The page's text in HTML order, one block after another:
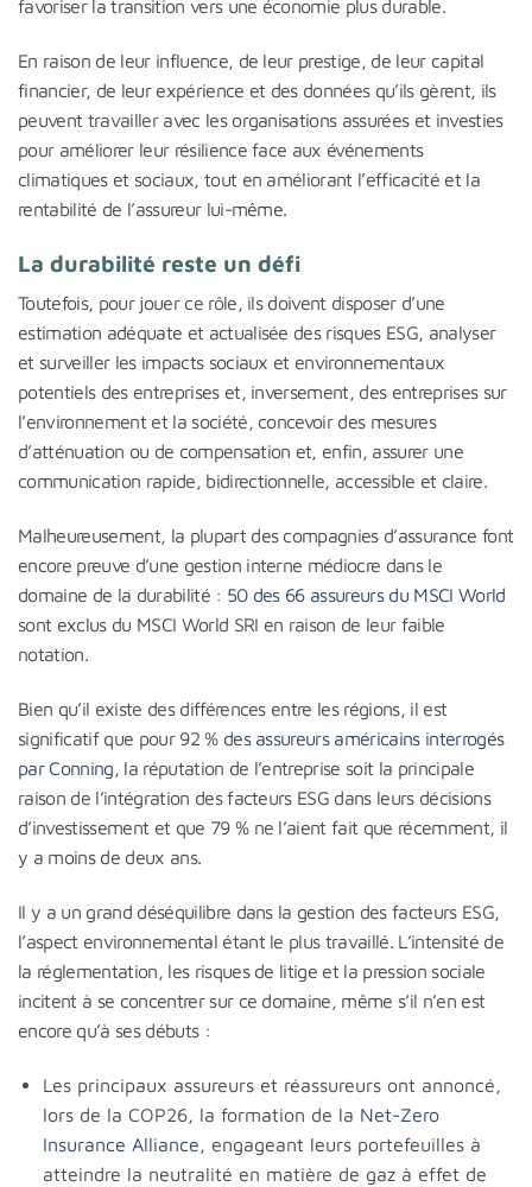
favoriser la transition vers une économie plus durable.
En raison de leur influence, de leur prestige, de leur capital
financier, de leur expérience et des données qu’ils gèrent, ils
peuvent travailler avec les organisations assurées et investies
pour améliorer leur résilience face aux événements
climatiques et sociaux, tout en améliorant l’efficacité et la
rentabilité de l’assureur lui-même.
La durabilité reste un défi
Toutefois, pour jouer ce rôle, ils doivent disposer d’une
estimation adéquate et actualisée des risques ESG, analyser
et surveiller les impacts sociaux et environnementaux
potentiels des entreprises et, inversement, des entreprises sur
l’environnement et la société, concevoir des mesures
d’atténuation ou de compensation et, enfin, assurer une
communication rapide, bidirectionnelle, accessible et claire.
Malheureusement, la plupart des compagnies d’assurance font
encore preuve d’une gestion interne médiocre dans le
domaine de la durabilité : 50 des 66 assureurs du MSCI World
sont exclus du MSCI World SRI en raison de leur faible
notation.
Bien qu’il existe des différences entre les régions, il est
significatif que pour 92 % des assureurs américains interrogés
par Conning, la réputation de l’entreprise soit la principale
raison de l’intégration des facteurs ESG dans leurs décisions
d’investissement et que 79 % ne l’aient fait que récemment, il
y a moins de deux ans.
Il y a un grand déséquilibre dans la gestion des facteurs ESG,
l’aspect environnemental étant le plus travaillé. L’intensité de
la réglementation, les risques de litige et la pression sociale
incitent à se concentrer sur ce domaine, même s’il n’en est
encore qu’à ses débuts :
Les principaux assureurs et réassureurs ont annoncé,
lors de la COP26, la formation de la Net-Zero
Insurance Alliance , engageant leurs portefeuilles à
atteindre la neutralité en matière de gaz à effet de